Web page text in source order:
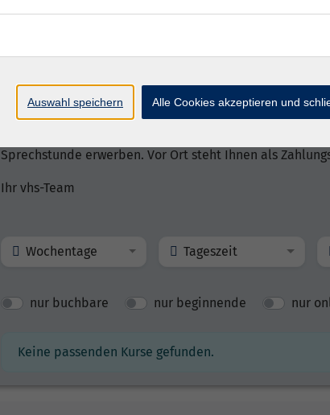
Buchen Sie den gewünschten nachstehenden
Im Adresszusatz der Buchung geben Sie dann bitte
Wir buchen den Gutscheinbetrag von Ihrem
die von Ihnen angegebene Adresse. Bitte beachten
Natürlich können Sie den Gutschein auch sofort
Sprechstunde erwerben. Vor Ort steht Ihnen als
Ihr vhs-Team
Wochentage Tageszeit
nur buchbare nur beginnende nur
Keine passenden Kurse gefunden.
Auswahl speichern Alle Cookies akzeptieren und